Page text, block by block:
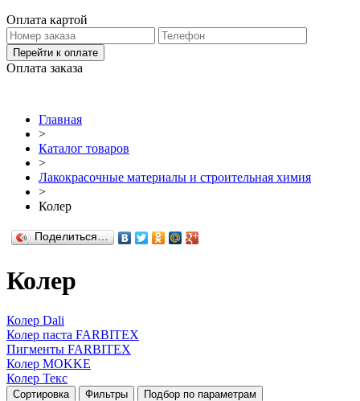
Оплата картой
Перейти к оплате
Оплата заказа
Главная
>
Каталог товаров
>
Лакокрасочные материалы и строительная химия
>
Колер
Поделиться…
Колер
Колер Dali
Колер паста FARBITEX
Пигменты FARBITEX
Колер MOKKE
Колер Текс
Сортировка Фильтры Подбор по параметрам